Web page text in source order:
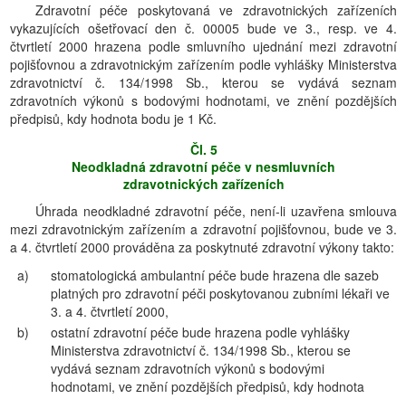
Zdravotní péče poskytovaná ve zdravotnických zařízeních
vykazujících ošetřovací den č. 00005 bude ve 3., resp. ve 4.
čtvrtletí 2000 hrazena podle smluvního ujednání mezi zdravotní
pojišťovnou a zdravotnickým zařízením podle vyhlášky Ministerstva
zdravotnictví č. 134/1998 Sb., kterou se vydává seznam
zdravotních výkonů s bodovými hodnotami, ve znění pozdějších
předpisů, kdy hodnota bodu je 1 Kč.
Čl. 5
Neodkladná zdravotní péče v nesmluvních
zdravotnických zařízeních
Úhrada neodkladné zdravotní péče, není-li uzavřena smlouva
mezi zdravotnickým zařízením a zdravotní pojišťovnou, bude ve 3.
a 4. čtvrtletí 2000 prováděna za poskytnuté zdravotní výkony takto:
a)
stomatologická ambulantní péče bude hrazena dle sazeb
platných pro zdravotní péči poskytovanou zubními lékaři ve
3. a 4. čtvrtletí 2000,
b)
ostatní zdravotní péče bude hrazena podle vyhlášky
Ministerstva zdravotnictví č. 134/1998 Sb., kterou se
vydává seznam zdravotních výkonů s bodovými
hodnotami, ve znění pozdějších předpisů, kdy hodnota